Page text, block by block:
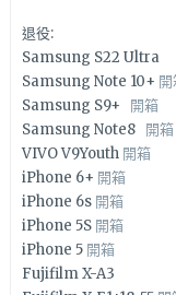
退役:
Samsung S22 Ultra
Samsung Note 10+
Samsung S9+ 開箱
Samsung Note8 開箱
VIVO V9Youth 開箱
iPhone 6+ 開箱
iPhone 6s 開箱
iPhone 5S 開箱
iPhone 5 開箱
Fujifilm X-A3